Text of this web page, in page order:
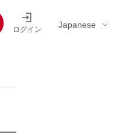
ログイン